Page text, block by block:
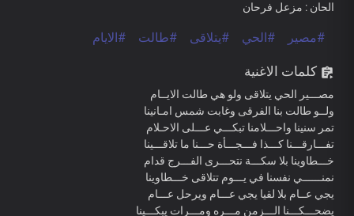
الحان : مزعل فرحان
#مصير #الحي #يتلاقى #طالت #الايام
كلمات الاغنية
مصـــير الحي يتلاقى ولو هي طالت الايــام
ولــو طالت بنا الفرقى وغابت شمس امـانينا
تمر سنينا واحـــلامنا تبكـــي عـــلى الاحـلام
تفـــارقـــنا كـــذا فـــجـــأة حـــنا ما تلاقـــينا
خـــطاوينا بلا سكـــة نتحـــرى الفـــرج قدام
نمنــــــي نفسنا في يـــوم تتلاقى خـــطاوينا
يجي عــام بلا لقيا يجي عـــام ويرحل عـــام
يضحـــكـــنا الـــزمن مـــره ومـــرات يبكـــينا